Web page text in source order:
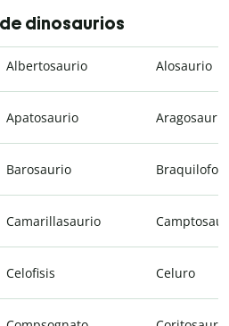
dinosaurios
Albertosaurio Alosaurio
Apatosaurio Aragosaurio
Barosaurio
Camarillasaurio
Celofisis Celuro